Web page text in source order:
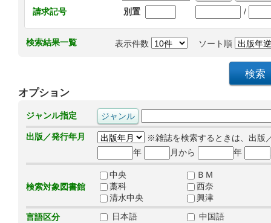
請求記号
別置 /
検索結果一覧 表示件数 ソート順
オプション
ジャンル指定
出版／発行年月
※雑誌を検索するときは、出版
年
月から 年
検索対象図書館
中央
ＢＭ
藁科
西奈
清水中央
興津
言語区分
日本語 中国語